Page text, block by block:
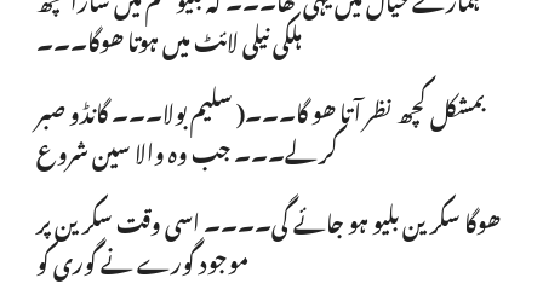
ہلکی نیلی لائٹ میں ہوتا ھوگا۔۔۔
بمشکل کچھ نظر آتا ھو گا۔۔۔( سلیم بولا۔۔۔ گانڈو صبر
کر لے۔۔۔ جب وہ والا سین شروع
ھوگا سکرین بلیو ہو جائے گی۔۔۔۔ اسی وقت سکرین پر
موجود گورے نے گوری کو